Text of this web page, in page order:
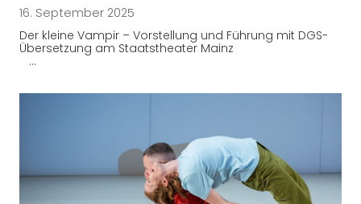
16. September 2025
Der kleine Vampir – Vorstellung und Führung mit DGS-
Übersetzung am Staatstheater Mainz
…